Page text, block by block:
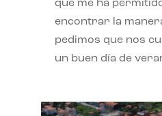
que me ha
encontrar la
pedimos que nos
un buen día de